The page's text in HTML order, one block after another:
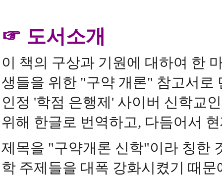
☞ 도서소개
이 책의 구상과 기원에 대하여 한
생들을 위한 "구약 개론" 참고서로
인정 '학점 은행제' 사이버 신학교
위해 한글로 번역하고, 다듬어서
제목을 "구약개론 신학"이라 칭한
학 주제들을 대폭 강화시켰기 때